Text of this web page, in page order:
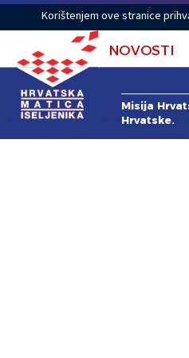
Korištenjem ove stranice
NOVOSTI
Misija
Hrvatske.